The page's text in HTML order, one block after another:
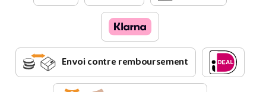
Envoi contre remboursement